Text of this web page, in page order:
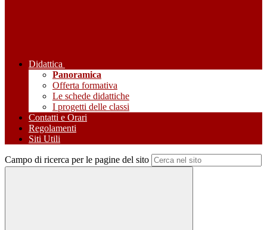
Didattica
Panoramica
Offerta formativa
Le schede didattiche
I progetti delle classi
Contatti e Orari
Regolamenti
Siti Utili
Campo di ricerca per le pagine del sito